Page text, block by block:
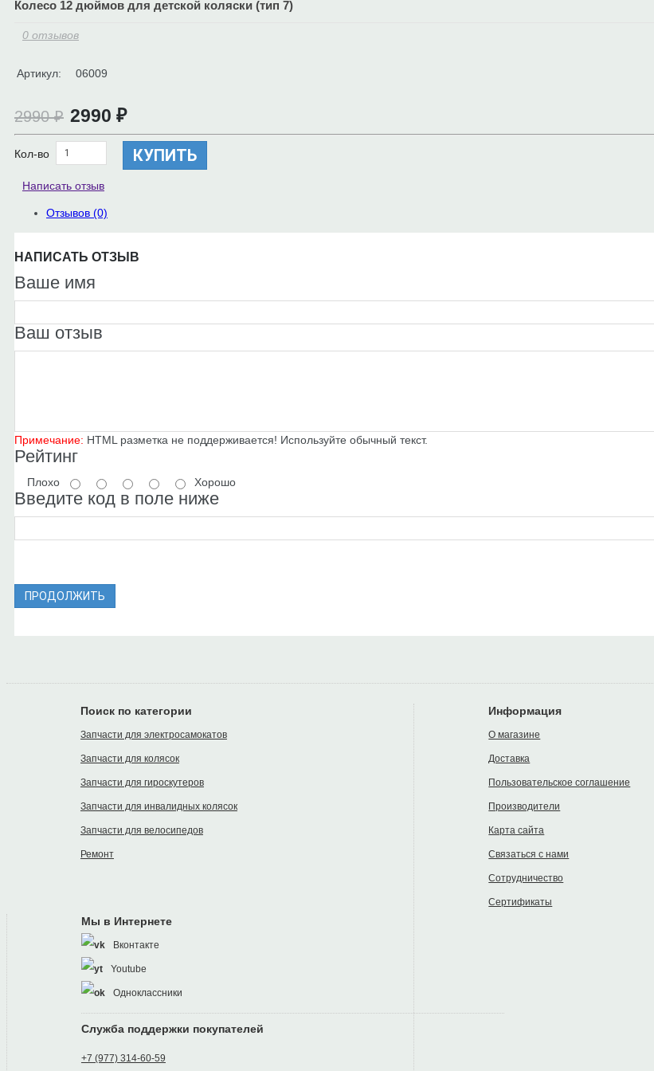
Колесо 12 дюймов для детской коляски (тип 7)
0 отзывов
Артикул: 06009
2990 ₽ 2990 ₽
Кол-во КУПИТЬ
Написать отзыв
Отзывов (0)
НАПИСАТЬ ОТЗЫВ
Ваше имя
Ваш отзыв
Примечание: HTML разметка не поддерживается! Используйте обычный текст.
Рейтинг
Плохо Хорошо
Введите код в поле ниже
ПРОДОЛЖИТЬ
Поиск по категории
Запчасти для электросамокатов
Запчасти для колясок
Запчасти для гироскутеров
Запчасти для инвалидных колясок
Запчасти для велосипедов
Ремонт
Информация
О магазине
Доставка
Пользовательское соглашение
Производители
Карта сайта
Связаться с нами
Сотрудничество
Сертификаты
Мы в Интернете
Вконтакте
Youtube
Одноклассники
Служба поддержки покупателей
+7 (977) 314-60-59